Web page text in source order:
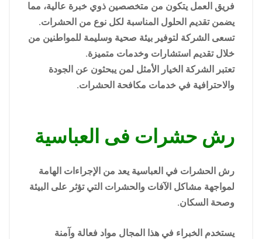
فريق العمل يتكون من متخصصين ذوي خبرة عالية، مما
يضمن تقديم الحلول المناسبة لكل نوع من الحشرات.
تسعى الشركة لتوفير بيئة صحية وسليمة للمواطنين من
خلال تقديم استشارات وخدمات متميزة.
تعتبر الشركة الخيار الأمثل لمن يبحثون عن الجودة
والاحترافية في خدمات مكافحة الحشرات.
رش حشرات فى العباسية
رش الحشرات في العباسية يعد من الإجراءات الهامة
لمواجهة مشاكل الآفات والحشرات التي تؤثر على البيئة
وصحة السكان.
يستخدم الخبراء في هذا المجال مواد فعالة وآمنة